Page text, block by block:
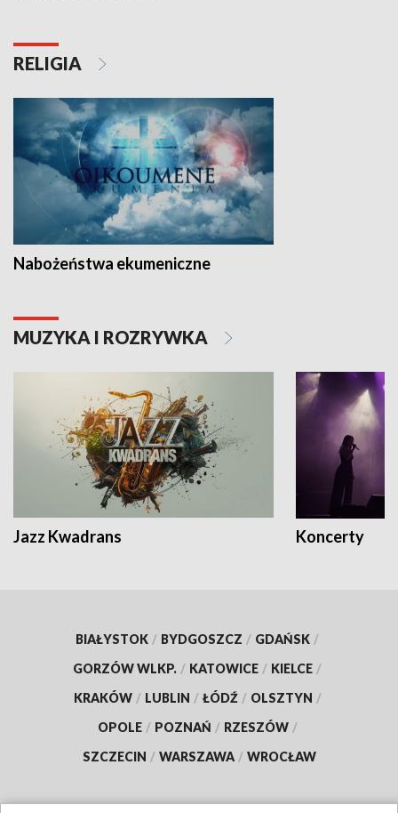
RELIGIA
Nabożeństwa ekumeniczne
MUZYKA I ROZRYWKA
Jazz Kwadrans Koncerty
BIAŁYSTOK / BYDGOSZCZ / GDAŃSK /
GORZÓW WLKP. / KATOWICE / KIELCE /
KRAKÓW / LUBLIN / ŁÓDŹ / OLSZTYN /
OPOLE / POZNAŃ / RZESZÓW /
SZCZECIN / WARSZAWA / WROCŁAW